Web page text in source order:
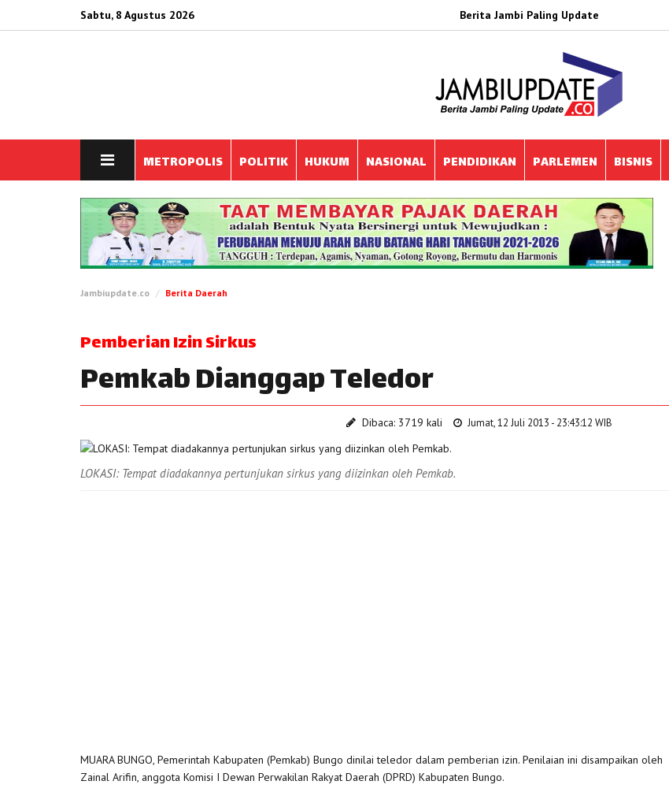
Sabtu, 8 Agustus 2026 Berita Jambi Paling Update
METROPOLIS POLITIK HUKUM NASIONAL PENDIDIKAN PARLEMEN BISNIS
Jambiupdate.co Berita Daerah
Pemberian Izin Sirkus
Pemkab Dianggap Teledor
Dibaca: 3719 kali Jumat, 12 Juli 2013 - 23:43:12 WIB
LOKASI: Tempat diadakannya pertunjukan sirkus yang diizinkan oleh Pemkab.
MUARA BUNGO, Pemerintah Kabupaten (Pemkab) Bungo dinilai teledor dalam pemberian izin. Penilaian ini disampaikan oleh
Zainal Arifin, anggota Komisi I Dewan Perwakilan Rakyat Daerah (DPRD) Kabupaten Bungo.